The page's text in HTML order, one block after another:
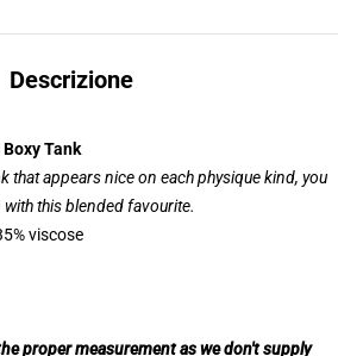
Descrizione
Tank
that appears nice on each physique kind, you
this blended favourite.
viscose
proper measurement as we don't supply